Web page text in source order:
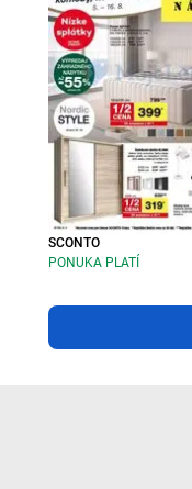
SCONTO
PONUKA PLATÍ